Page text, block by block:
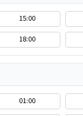
15:00
18:00
01:00